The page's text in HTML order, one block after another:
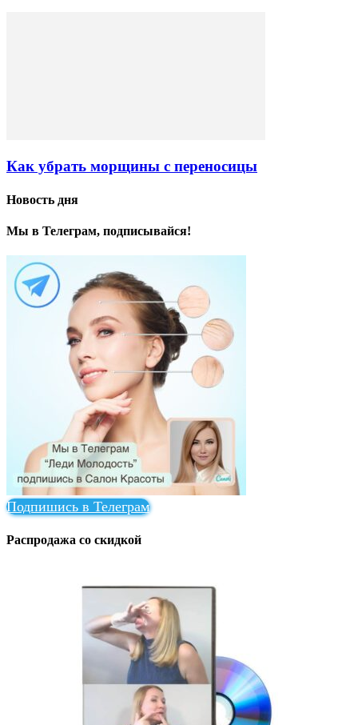
Как убрать морщины с переносицы
Новость дня
Мы в Телеграм, подписывайся!
Подпишись в Телеграм
Распродажа со скидкой